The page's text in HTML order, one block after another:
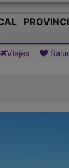
Viajes